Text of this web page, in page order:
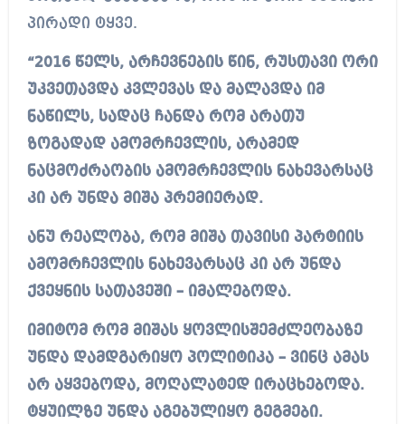
პირადი ტყვე.
“2016 წელს, არჩევნების წინ, რუსთავი ორი
უკვეთავდა კვლევას და მალავდა იმ
ნაწილს, სადაც ჩანდა რომ არათუ
ზოგადად ამომრჩევლის, არამედ
ნაცმოძრაობის ამომრჩევლის ნახევარსაც
კი არ უნდა მიშა პრემიერად.
ანუ რეალობა, რომ მიშა თავისი პარტიის
ამომრჩევლის ნახევარსაც კი არ უნდა
ქვეყნის სათავეში – იმალებოდა.
იმიტომ რომ მიშას ყოვლისშემძლეობაზე
უნდა დამდგარიყო პოლიტიკა – ვინც ამას
არ აყვებოდა, მოღალატედ ირაცხებოდა.
ტყუილზე უნდა აგებულიყო გეგმები.